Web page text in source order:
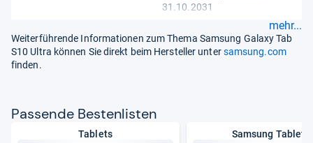
31.10.2031
mehr...
Weiterführende Informationen zum Thema Samsung Galaxy Tab
S10 Ultra können Sie direkt beim Hersteller untersamsung.com
finden.
Pas­sende Bes­ten­lis­ten
Tablets Samsung Tablets